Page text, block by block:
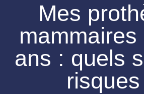
Mes
ans : quels